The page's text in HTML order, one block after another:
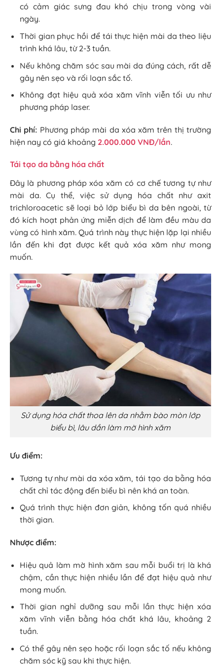
có cảm giác sưng đau khó chịu trong vòng vài
ngày.
Thời gian phục hồi để tái thực hiện mài da theo liệu
trình khá lâu, từ 2-3 tuần.
Nếu không chăm sóc sau mài da đúng cách, rất dễ
gây nên sẹo và rối loạn sắc tố.
Không đạt hiệu quả xóa xăm vĩnh viễn tối ưu như
phương pháp laser.
Chi phí: Phương pháp mài da xóa xăm trên thị trường
hiện nay có giá khoảng 2.000.000 VNĐ/lần.
Tái tạo da bằng hóa chất
Đây là phương pháp xóa xăm có cơ chế tương tự như
mài da. Cụ thể, việc sử dụng hóa chất như axit
trichloroacetic sẽ loại bỏ lớp biểu bì da bên ngoài, từ
đó kích hoạt phản ứng miễn dịch để làm đều màu da
vùng có hình xăm. Quá trình này thực hiện lặp lại nhiều
lần đến khi đạt được kết quả xóa xăm như mong
muốn.
Sử dụng hóa chất thoa lên da nhằm bào mòn lớp
biểu bì, lâu dần làm mờ hình xăm
Ưu điểm:
Tương tự như mài da xóa xăm, tái tạo da bằng hóa
chất chỉ tác động đến biểu bì nên khá an toàn.
Quá trình thực hiện đơn giản, không tốn quá nhiều
thời gian.
Nhược điểm:
Hiệu quả làm mờ hình xăm sau mỗi buổi trị là khá
chậm, cần thực hiện nhiều lần để đạt hiệu quả như
mong muốn.
Thời gian nghỉ dưỡng sau mỗi lần thực hiện xóa
xăm vĩnh viễn bằng hóa chất khá lâu, khoảng 2
tuần.
Có thể gây nên sẹo hoặc rối loạn sắc tố nếu không
chăm sóc kỹ sau khi thực hiện.